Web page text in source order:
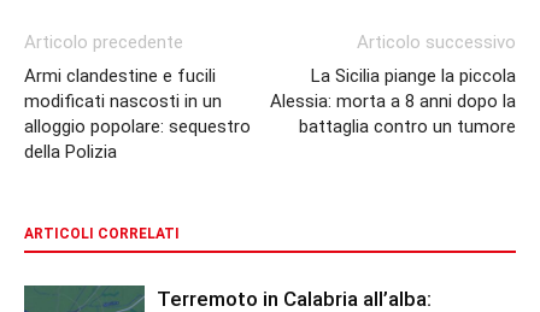
Articolo precedente
Armi clandestine e fucili
modificati nascosti in un
alloggio popolare: sequestro
della Polizia
Articolo successivo
La Sicilia piange la piccola
Alessia: morta a 8 anni dopo la
battaglia contro un tumore
ARTICOLI CORRELATI
Terremoto in Calabria all’alba: